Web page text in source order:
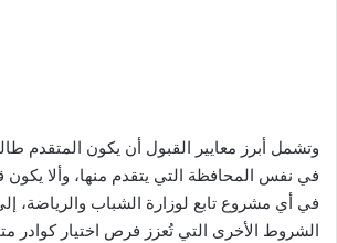
وتشمل أبرز معايير القبول أن يكون المتقدم
في نفس المحافظة التي يتقدم منها، وألا
في أي مشروع تابع لوزارة الشباب والرياضة،
الشروط الأخرى التي تُعزز فرص اختيار كوادر